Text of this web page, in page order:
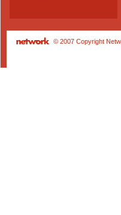
© 2007 Copyright